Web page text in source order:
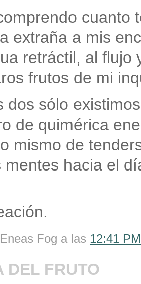
cuanto
extraña a mis
retráctil, al flujo
frutos de mi
dos sólo
de quimérica
mismo de
mentes hacia el
Fog a las 12:41 PM
DEL FRUTO